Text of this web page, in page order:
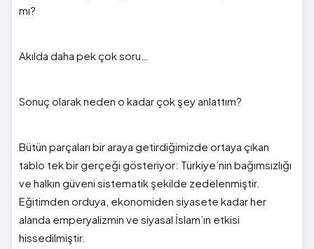
mı?
Akılda daha pek çok soru…
Sonuç olarak neden o kadar çok şey anlattım?
Bütün parçaları bir araya getirdiğimizde ortaya çıkan
tablo tek bir gerçeği gösteriyor: Türkiye’nin bağımsızlığı
ve halkın güveni sistematik şekilde zedelenmiştir.
Eğitimden orduya, ekonomiden siyasete kadar her
alanda emperyalizmin ve siyasal İslam’ın etkisi
hissedilmiştir.